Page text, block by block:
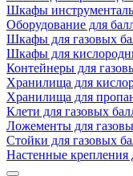
Шкафы
Оборудование для
Шкафы для газовых
Шкафы для
Контейнеры для
Хранилища для
Хранилища для
Клети для газовых
Ложементы для
Стойки для газовых
Настенные крепления